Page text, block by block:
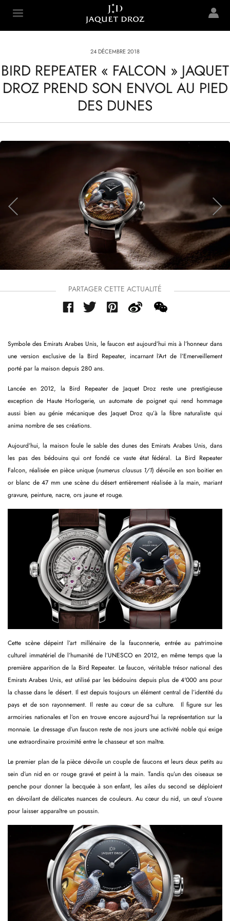
content
Jaquet Droz
24 DÉCEMBRE 2018
BIRD REPEATER « FALCON » JAQUET
DROZ PREND SON ENVOL AU PIED
DES DUNES
PARTAGER CETTE ACTUALITÉ
Symbole des Emirats Arabes Unis, le faucon est aujourd’hui mis à l’honneur dans
une version exclusive de la Bird Repeater, incarnant l’Art de l’Emerveillement
porté par la maison depuis 280 ans.
Lancée en 2012, la Bird Repeater de Jaquet Droz reste une prestigieuse
exception de Haute Horlogerie, un automate de poignet qui rend hommage
aussi bien au génie mécanique des Jaquet Droz qu’à la fibre naturaliste qui
anima nombre de ses créations.
Aujourd’hui, la maison foule le sable des dunes des Emirats Arabes Unis, dans
les pas des bédouins qui ont fondé ce vaste état fédéral. La Bird Repeater
Falcon, réalisée en pièce unique (numerus clausus 1/1) dévoile en son boitier en
or blanc de 47 mm une scène du désert entièrement réalisée à la main, mariant
gravure, peinture, nacre, ors jaune et rouge.
Cette scène dépeint l’art millénaire de la fauconnerie, entrée au patrimoine
culturel immatériel de l’humanité de l’UNESCO en 2012, en même temps que la
première apparition de la Bird Repeater. Le faucon, véritable trésor national des
Emirats Arabes Unis, est utilisé par les bédouins depuis plus de 4'000 ans pour
la chasse dans le désert. Il est depuis toujours un élément central de l’identité du
pays et de son rayonnement. Il reste au cœur de sa culture. Il figure sur les
armoiries nationales et l’on en trouve encore aujourd’hui la représentation sur la
monnaie. Le dressage d’un faucon reste de nos jours une activité noble qui exige
une extraordinaire proximité entre le chasseur et son maître.
Le premier plan de la pièce dévoile un couple de faucons et leurs deux petits au
sein d’un nid en or rouge gravé et peint à la main. Tandis qu’un des oiseaux se
penche pour donner la becquée à son enfant, les ailes du second se déploient
en dévoilant de délicates nuances de couleurs. Au cœur du nid, un œuf s’ouvre
pour laisser apparaître un poussin.